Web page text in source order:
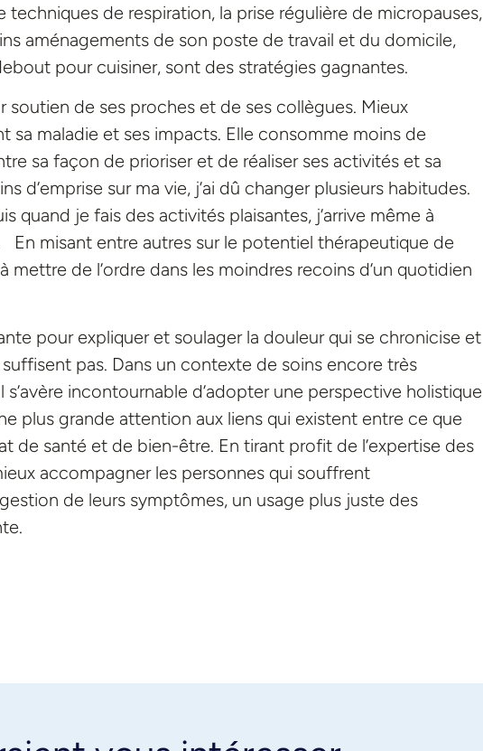
de respiration, la prise régulière de micropauses,
aménagements de son poste de travail et du domicile,
pour cuisiner, sont des stratégies gagnantes.
soutien de ses proches et de ses collègues. Mieux
sa maladie et ses impacts. Elle consomme moins de
sa façon de prioriser et de réaliser ses activités et sa
d’emprise sur ma vie, j’ai dû changer plusieurs habitudes.
quand je fais des activités plaisantes, j’arrive même à
En misant entre autres sur le potentiel thérapeutique de
mettre de l’ordre dans les moindres recoins d’un quotidien
pour expliquer et soulager la douleur qui se chronicise et
pas. Dans un contexte de soins encore très
incontournable d’adopter une perspective holistique
plus grande attention aux liens qui existent entre ce que
de santé et de bien-être. En tirant profit de l’expertise des
accompagner les personnes qui souffrent
de leurs symptômes, un usage plus juste des